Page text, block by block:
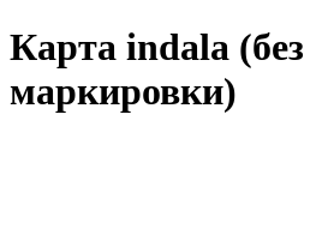
Карта indala (без
маркировки)